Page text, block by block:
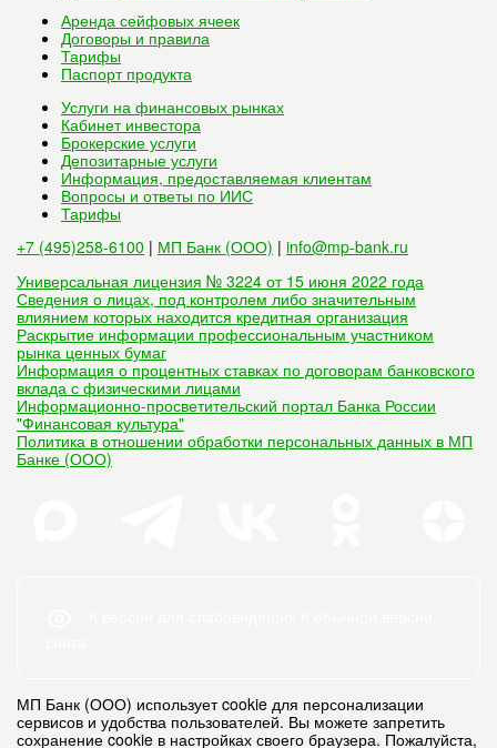
Аренда сейфовых ячеек
Договоры и правила
Тарифы
Паспорт продукта
Услуги на финансовых рынках
Кабинет инвестора
Брокерские услуги
Депозитарные услуги
Информация, предоставляемая клиентам
Вопросы и ответы по ИИС
Тарифы
+7 (495)258-6100 | МП Банк (ООО) | info@mp-bank.ru
Универсальная лицензия № 3224 от 15 июня 2022 года
Сведения о лицах, под контролем либо значительным
влиянием которых находится кредитная организация
Раскрытие информации профессиональным участником
рынка ценных бумаг
Информация о процентных ставках по договорам банковского
вклада с физическими лицами
Информационно-просветительский портал Банка России
"Финансовая культура"
Политика в отношении обработки персональных данных в МП
Банке (ООО)
МП Банк (ООО) использует cookie для персонализации
сервисов и удобства пользователей. Вы можете запретить
сохранение cookie в настройках своего браузера. Пожалуйста,